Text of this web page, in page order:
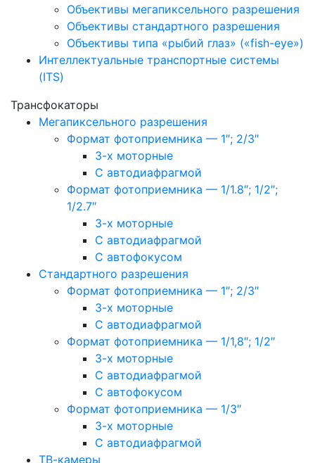
Объективы мегапиксельного разрешения
Объективы стандартного разрешения
Объективы типа «рыбий глаз» («fish-eye»)
Интеллектуальные транспортные системы
(ITS)
Трансфокаторы
Мегапиксельного разрешения
Формат фотоприемника — 1″; 2/3″
3-х моторные
С автодиафрагмой
Формат фотоприемника — 1/1.8″; 1/2″;
1/2.7″
3-х моторные
С автодиафрагмой
С автофокусом
Стандартного разрешения
Формат фотоприемника — 1″; 2/3″
3-х моторные
С автодиафрагмой
Формат фотоприемника — 1/1,8″; 1/2″
3-х моторные
С автодиафрагмой
С автофокусом
Формат фотоприемника — 1/3″
3-х моторные
С автодиафрагмой
ТВ-камеры